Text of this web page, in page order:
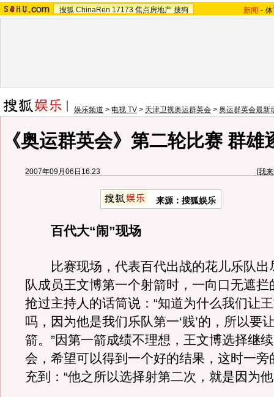
搜狐 ChinaRen 17173 焦点房地产 搜狗 新闻 -
娱乐频道 > 电视 TV > 天津卫视奥运群英会 > 奥运群英会最新
《奥运群英会》第二轮比赛 群雄
2007年09月06日16:23 [我
来源：搜狐娱乐
百代大“闹”现场
比赛现场，代表百代出战的花儿乐队出
队成员王文博第一个射箭时，一向口无遮拦
抢过主持人的话筒说：“知道为什么我们让
吗，因为他是我们乐队第一‘贱’的，所以要
箭。”因第一箭成绩不理想，王文博选择继
会，希望可以得到一个好的结果，这时一旁
充到：“他之所以选择射第二次，就是因为他